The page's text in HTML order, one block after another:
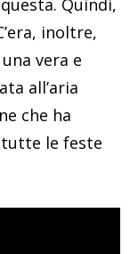
Quindi,
inoltre,
vera e
all’aria
che ha
tutte le feste